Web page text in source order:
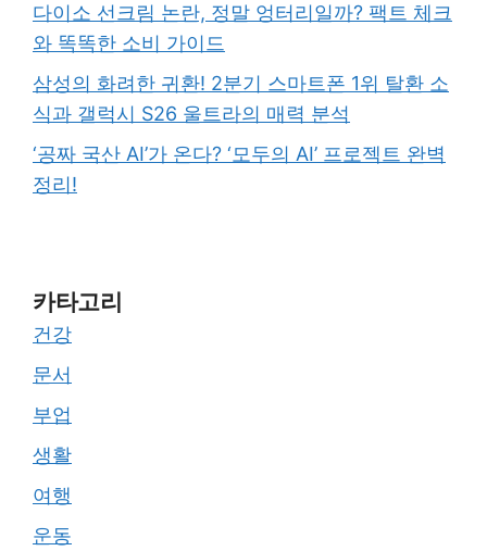
다이소 선크림 논란, 정말 엉터리일까? 팩트 체크
와 똑똑한 소비 가이드
삼성의 화려한 귀환! 2분기 스마트폰 1위 탈환 소
식과 갤럭시 S26 울트라의 매력 분석
‘공짜 국산 AI’가 온다? ‘모두의 AI’ 프로젝트 완벽
정리!
카타고리
건강
문서
부업
생활
여행
운동